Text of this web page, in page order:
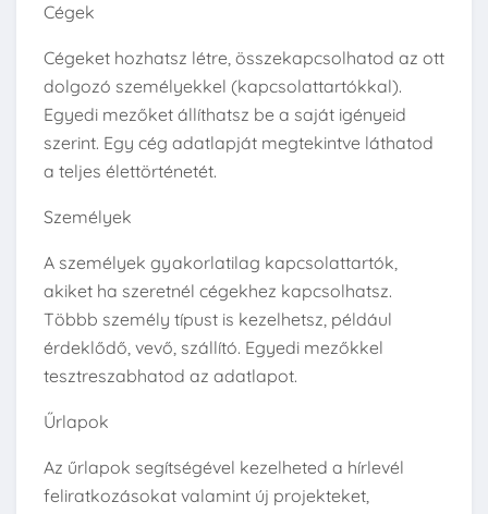
Cégek
Cégeket hozhatsz létre, összekapcsolhatod az ott
dolgozó személyekkel (kapcsolattartókkal).
Egyedi mezőket állíthatsz be a saját igényeid
szerint. Egy cég adatlapját megtekintve láthatod
a teljes élettörténetét.
Személyek
A személyek gyakorlatilag kapcsolattartók,
akiket ha szeretnél cégekhez kapcsolhatsz.
Többb személy típust is kezelhetsz, például
érdeklődő, vevő, szállító. Egyedi mezőkkel
tesztreszabhatod az adatlapot.
Űrlapok
Az űrlapok segítségével kezelheted a hírlevél
feliratkozásokat valamint új projekteket,